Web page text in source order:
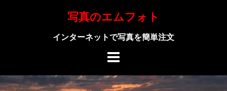
写真のエムフォト
インターネットで写真を簡単注文